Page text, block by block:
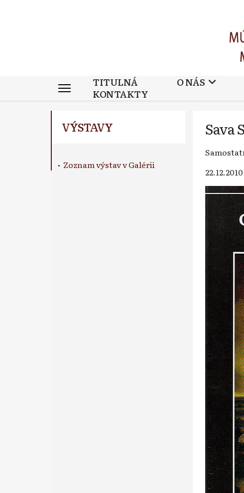
TITULNÁ O NÁS
KONTAKTY
VÝSTAVY
• Zoznam výstav v Galérii
Sava